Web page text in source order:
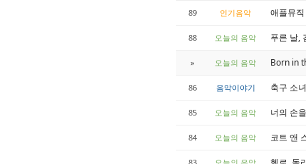
89 인기음악 애플뮤
88 오늘의 음악 푸른 날,
» 오늘의 음악 Born in
86 음악이야기 축구 소
85 오늘의 음악 너의 손
84 오늘의 음악 코트 앤